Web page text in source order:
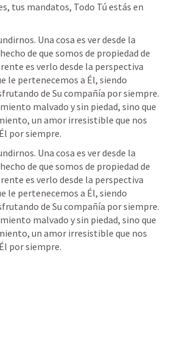
tus mandatos, Todo Tú estás en
Una cosa es ver desde la
de que somos de propiedad de
es verlo desde la perspectiva
le pertenecemos a Él, siendo
de Su compañía por siempre.
malvado y sin piedad, sino que
un amor irresistible que nos
por siempre.
Una cosa es ver desde la
de que somos de propiedad de
es verlo desde la perspectiva
le pertenecemos a Él, siendo
de Su compañía por siempre.
malvado y sin piedad, sino que
un amor irresistible que nos
por siempre.